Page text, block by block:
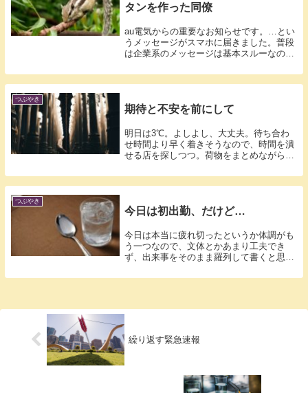
タンを作った同僚
au電気からの重要なお知らせです。…とい
うメッセージがスマホに届きました。普段
は企業系のメッセージは基本スルーなので
つぶやき
期待と不安を前にして
明日は3℃。よしよし、大丈夫。待ち合わ
せ時間より早く着きそうなので、時間を潰
せる店を探しつつ。荷物をまとめながら。
つぶやき
今日は初出勤、だけど…
今日は本当に疲れ切ったというか体調がも
う一つなので、文体とかあまり工夫でき
ず、出来事をそのまま羅列して書くと思い
繰り返す緊急速報